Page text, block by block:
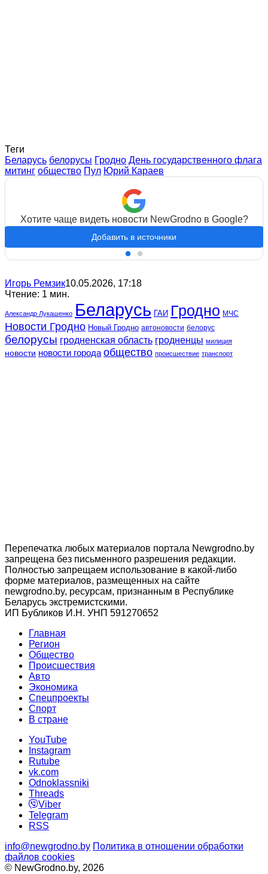
Теги
Беларусь белорусы Гродно День государственного флага
митинг общество Пул Юрий Караев
Хотите чаще видеть новости NewGrodno в Google?
Добавить в источники
Игорь Ремзик10.05.2026, 17:18
Чтение: 1 мин.
Александр Лукашенко Беларусь ГАИ Гродно МЧС
Новости Гродно Новый Гродно автоновости белорус
белорусы гродненская область гродненцы милиция
новости новости города общество происшествие транспорт
Перепечатка любых материалов портала Newgrodno.by
запрещена без письменного разрешения редакции.
Полностью запрещаем использование в какой-либо
форме материалов, размещенных на сайте
newgrodno.by, ресурсам, признанным в Республике
Беларусь экстремистскими.
ИП Бубликов И.Н. УНП 591270652
Главная
Регион
Общество
Происшествия
Авто
Экономика
Спецпроекты
Cпорт
В стране
YouTube
Instagram
Rutube
vk.com
Odnoklassniki
Threads
Viber
Telegram
RSS
info@newgrodno.by Политика в отношении обработки
файлов cookies
© NewGrodno.by, 2026